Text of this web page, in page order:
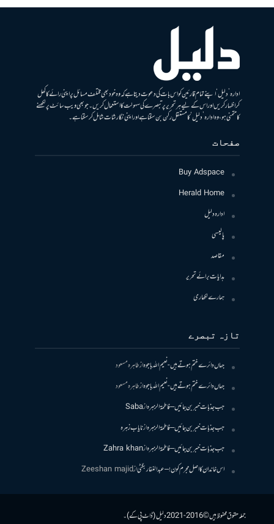
ادارہ ’دلیل‘ اپنے تمام قارئین کو اس بات کی دعوت دیتا ہے کہ وہ خود بھی مختلف مسائل پر اپنی رائے کا کھل
کر اظہار کریں اور اس کے لیے ہر تحریر پر تبصرے کی سہولت کا استعمال کریں۔ جو بھی ویب سائٹ پر لکھنے
کا متمنی ہو، وہ ادارہ ’دلیل‘ کا مستقل رکن بن سکتا ہے اور اپنی نگارشات شامل کرسکتا ہے۔
صفحات
Buy Adspace
Herald Home
ادارہ دلیل
پالیسی
مقاصد
ہدایات برائے تحریر
ہمارے لکھاری
تازہ تبصرے
جہاں دائرے ختم ہوتے ہیں- نعیم اللہ باجوہازطاہرہ مسعود
جہاں دائرے ختم ہوتے ہیں- نعیم اللہ باجوہازطاہرہ مسعود
جب جذبات خبر بن جائیں – فاطمۃالزہرہازSaba
جب جذبات خبر بن جائیں – فاطمۃالزہرہازنایاب زہرہ
جب جذبات خبر بن جائیں – فاطمۃالزہرہازZahra khan
اس خاندان کا اصل مجرم کون! – عبدالغفار بگٹیازZeeshan majid
جملہ حقوق محفوظ ہیں © 2016-2021 دلیل (ڈاٹ پی کے)۔